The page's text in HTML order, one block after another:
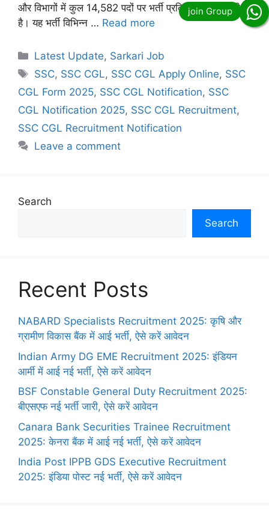
और विभागों में कुल 14,582 पदों पर भर्ती प्रक्रिया शुरू कर दी
है। यह भर्ती विभिन्न … Read more
Categories
Latest Update, Sarkari Job
Tags
SSC, SSC CGL, SSC CGL Apply Online, SSC
CGL Form 2025, SSC CGL Notification, SSC
CGL Notification 2025, SSC CGL Recruitment,
SSC CGL Recruitment Notification
Leave a comment
Search
Search
Recent Posts
NABARD Specialists Recruitment 2025: कृषि और
ग्रामीण विकास बैंक में आई भर्ती, ऐसे करें आवेदन
Indian Army DG EME Recruitment 2025: इंडियन
आर्मी में आई नई भर्ती, ऐसे करें आवेदन
BSF Constable General Duty Recruitment 2025:
बीएसएफ नई भर्ती जारी, ऐसे करें आवेदन
Canara Bank Securities Trainee Recruitment
2025: केनरा बैंक में आई नई भर्ती, ऐसे करें आवेदन
India Post IPPB GDS Executive Recruitment
2025: इंडिया पोस्ट नई भर्ती, ऐसे करें आवेदन